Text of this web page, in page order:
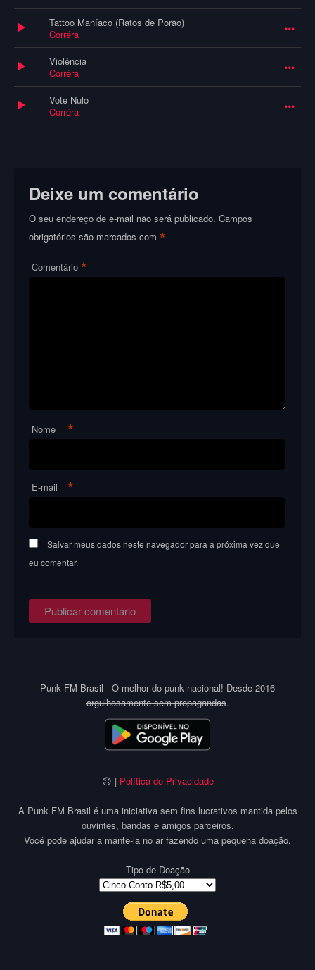
Tattoo Maníaco (Ratos de Porão)
Corréra
Violência
Corréra
Vote Nulo
Corréra
Deixe um comentário
O seu endereço de e-mail não será publicado. Campos
obrigatórios são marcados com*
Comentário *
Nome *
E-mail *
Salvar meus dados neste navegador para a próxima vez que
eu comentar.
Punk FM Brasil - O melhor do punk nacional! Desde 2016
orgulhosamente sem propagandas.
😞 | Política de Privacidade
A Punk FM Brasil é uma iniciativa sem fins lucrativos mantida pelos
ouvintes, bandas e amigos parceiros.
Você pode ajudar a mante-la no ar fazendo uma pequena doação.
Tipo de Doação